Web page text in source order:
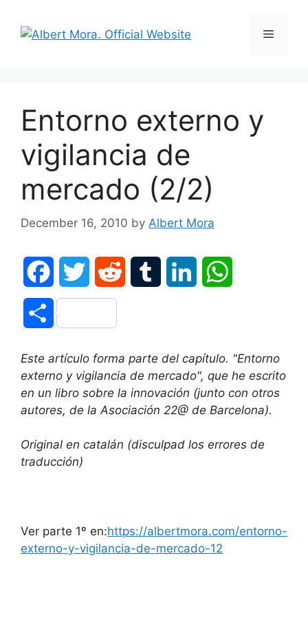
Entorno externo y
vigilancia de
mercado (2/2)
December 16, 2010 by Albert Mora
a
c
e
b
o
w
i
t
r
d
i
b
l
k
e
I
s
p
S
a
Este artículo forma parte del capítulo. "Entorno
externo y vigilancia de mercado", que he escrito
en un libro sobre la innovación (junto con otros
autores, de la Asociación 22@ de Barcelona).
Original en catalán (disculpad los errores de
traducción)
Ver parte 1º en:https://albertmora.com/entorno-
externo-y-vigilancia-de-mercado-12